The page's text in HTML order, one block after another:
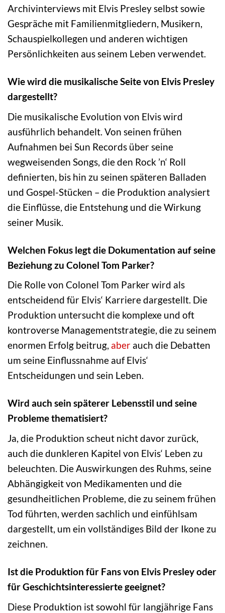
Archivinterviews mit Elvis Presley selbst sowie
Gespräche mit Familienmitgliedern, Musikern,
Schauspielkollegen und anderen wichtigen
Persönlichkeiten aus seinem Leben verwendet.
Wie wird die musikalische Seite von Elvis Presley
dargestellt?
Die musikalische Evolution von Elvis wird
ausführlich behandelt. Von seinen frühen
Aufnahmen bei Sun Records über seine
wegweisenden Songs, die den Rock ’n‘ Roll
definierten, bis hin zu seinen späteren Balladen
und Gospel-Stücken – die Produktion analysiert
die Einflüsse, die Entstehung und die Wirkung
seiner Musik.
Welchen Fokus legt die Dokumentation auf seine
Beziehung zu Colonel Tom Parker?
Die Rolle von Colonel Tom Parker wird als
entscheidend für Elvis‘ Karriere dargestellt. Die
Produktion untersucht die komplexe und oft
kontroverse Managementstrategie, die zu seinem
enormen Erfolg beitrug, aber auch die Debatten
um seine Einflussnahme auf Elvis‘
Entscheidungen und sein Leben.
Wird auch sein späterer Lebensstil und seine
Probleme thematisiert?
Ja, die Produktion scheut nicht davor zurück,
auch die dunkleren Kapitel von Elvis‘ Leben zu
beleuchten. Die Auswirkungen des Ruhms, seine
Abhängigkeit von Medikamenten und die
gesundheitlichen Probleme, die zu seinem frühen
Tod führten, werden sachlich und einfühlsam
dargestellt, um ein vollständiges Bild der Ikone zu
zeichnen.
Ist die Produktion für Fans von Elvis Presley oder
für Geschichtsinteressierte geeignet?
Diese Produktion ist sowohl für langjährige Fans